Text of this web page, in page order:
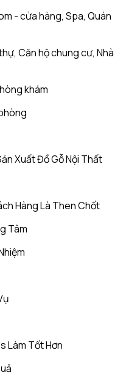
- cửa hàng, Spa, Quán
Căn hộ chung cư, Nhà
khám
Xuất Đồ Gỗ Nội Thất
Hàng Là Then Chốt
Tâm
Làm Tốt Hơn